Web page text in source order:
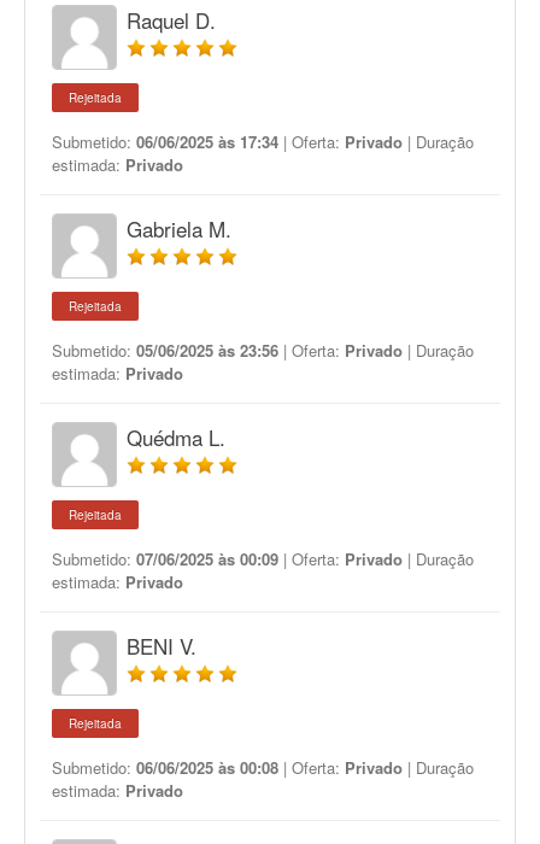
Raquel D.
Rejeitada
Submetido: 06/06/2025 às 17:34 | Oferta: Privado | Duração
estimada: Privado
Gabriela M.
Rejeitada
Submetido: 05/06/2025 às 23:56 | Oferta: Privado | Duração
estimada: Privado
Quédma L.
Rejeitada
Submetido: 07/06/2025 às 00:09 | Oferta: Privado | Duração
estimada: Privado
BENI V.
Rejeitada
Submetido: 06/06/2025 às 00:08 | Oferta: Privado | Duração
estimada: Privado